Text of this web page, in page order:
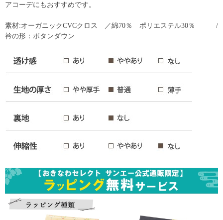
アコーデにもおすすめです。
素材:オーガニックCVCクロス ／綿70％ ポリエステル30％ /
衿の形：ボタンダウン